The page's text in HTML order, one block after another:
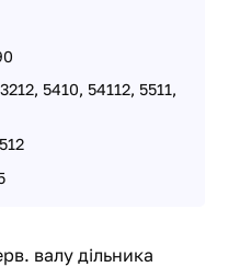
5410, 54112, 5511,
валу дільника